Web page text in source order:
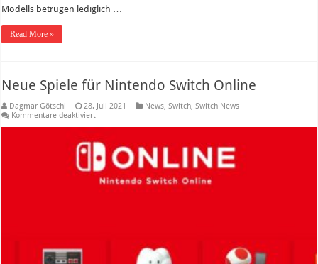
Modells betrugen lediglich …
Read More »
Neue Spiele für Nintendo Switch Online
Dagmar Götschl 28. Juli 2021 News,Switch,Switch News
Kommentare deaktiviertfür
für
Nintendo
Switch
Online